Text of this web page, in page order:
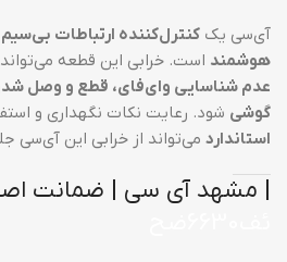
آی‌سی یک کنترل‌کننده ارتباطات
هوشمند است. خرابی این قطعه
عدم شناسایی وای‌فای، قطع و وصل
گوشی شود. رعایت نکات نگهداری و
استاندارد می‌تواند از خرابی این آی‌سی
| مشهد آی سی | ضمانت